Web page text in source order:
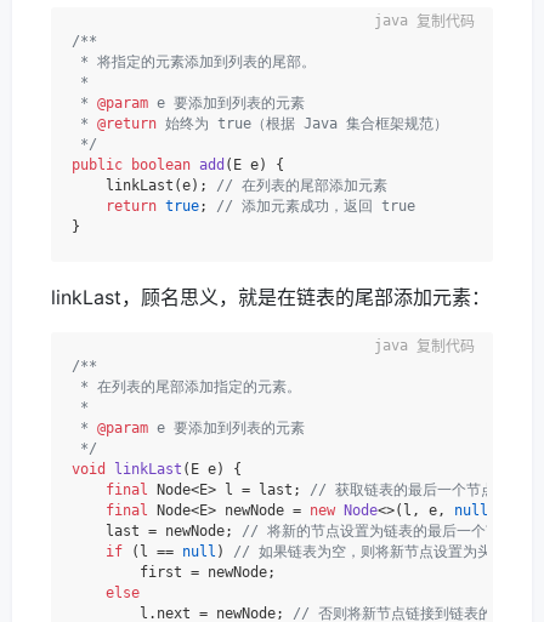
/**
* 将指定的元素添加到列表的尾部。
*
* @param e 要添加到列表的元素
* @return 始终为 true（根据 Java 集合框架规范）
*/
public
boolean add (E e)
{
    linkLast(e);
// 在列表的尾部添加元素
return true; // 添加元素成功，返回 true
复制代码
linkLast，顾名思义，就是在链表的尾部添加元素：
/**
* 在列表的尾部添加指定的元素。
*
* @param e 要添加到列表的元素
*/
void
linkLast (E e)
{
final Node<E> l = last; // 获取链表的最后一个节点
final Node<E> newNode = new Node<>(l, e, null
    last = newNode;
// 将新的节点设置为链表的最后一个节点
if (l == null ) // 如果链表为空，则将新节点设置为头节点
        first = newNode;
else
        l.next = newNode;
// 否则将新节点链接到链表的尾部
复制代码